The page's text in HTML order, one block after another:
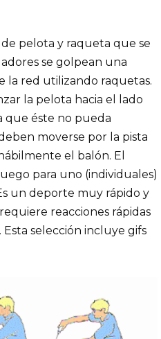
pelota y raqueta que se
se golpean una
la red utilizando raquetas.
la pelota hacia el lado
que éste no pueda
moverse por la pista
el balón. El
para uno (individuales)
un deporte muy rápido y
reacciones rápidas
selección incluye gifs